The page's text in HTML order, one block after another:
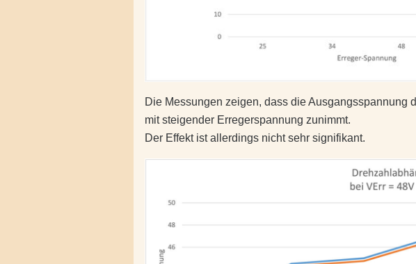
Die Messungen zeigen, dass die Ausgangsspannung
mit steigender Erregerspannung zunimmt.
Der Effekt ist allerdings nicht sehr signifikant.